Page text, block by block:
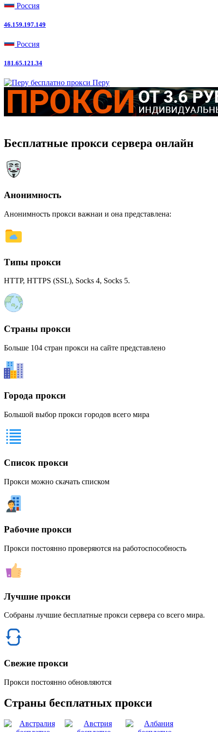
Россия
46.159.197.149
Россия
181.65.121.34
Перу
Бесплатные прокси сервера онлайн
Анонимность
Анонимность прокси важнаи и она представлена:
Типы прокси
HTTP, HTTPS (SSL), Socks 4, Socks 5.
Страны прокси
Больше 104 стран прокси на сайте представлено
Города прокси
Большой выбор прокси городов всего мира
Список прокси
Прокси можно скачать списком
Рабочие прокси
Прокси постоянно проверяются на работоспособность
Лучшие прокси
Собраны лучшие бесплатные прокси сервера со всего мира.
Свежие прокси
Прокси постоянно обновляются
Страны бесплатных прокси